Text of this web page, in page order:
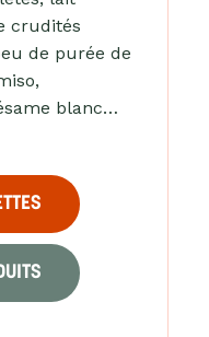
crudités
de purée de
blanc…